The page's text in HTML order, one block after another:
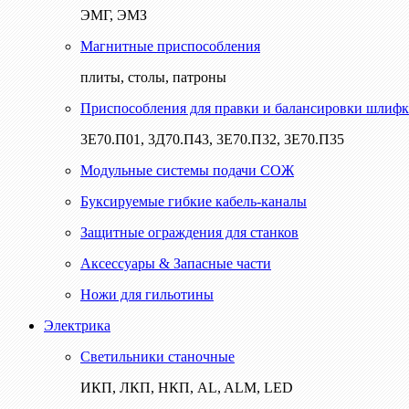
ЭМГ, ЭМЗ
Магнитные приспособления
плиты, столы, патроны
Приспособления для правки и балансировки
3Е70.П01, 3Д70.П43, 3Е70.П32, 3Е70.П35
Модульные системы подачи СОЖ
Буксируемые гибкие кабель-каналы
Защитные ограждения для станков
Аксессуары & Запасные части
Ножи для гильотины
Электрика
Светильники станочные
ИКП, ЛКП, НКП, AL, ALM, LED